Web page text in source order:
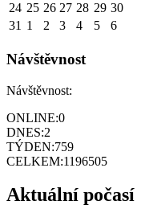
24 25 26 27 28 29 30
31 1 2 3 4 5 6
Návštěvnost
Návštěvnost:
ONLINE:0
DNES:2
TÝDEN:759
CELKEM:1196505
Aktuální počasí